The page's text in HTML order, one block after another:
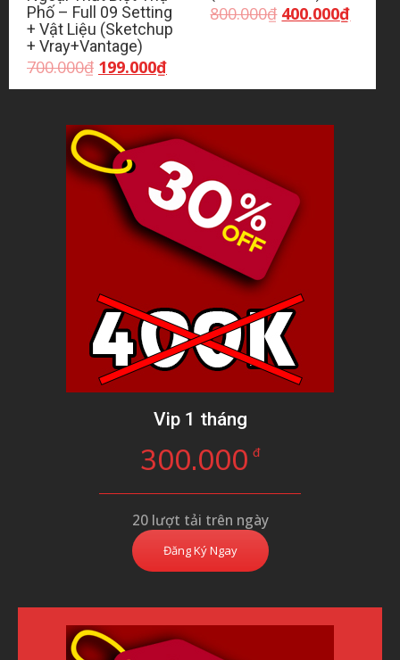
Phố – Full 09 Setting
+ Vật Liệu (Sketchup
+ Vray+Vantage)
700.000₫ Giá
199.000₫Giá
199.000₫.
800.000₫ Giá
400.000₫Giá
Vip 1 tháng
300.000 đ
20 lượt tải trên ngày
Đăng Ký Ngay